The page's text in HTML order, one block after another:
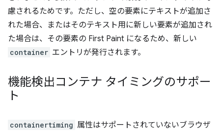
慮されるためです。ただし、空の要素にテキストが追加さ
れた場合、またはそのテキスト用に新しい要素が追加され
た場合は、その要素の First Paint になるため、新しい
container エントリが発行されます。
機能検出コンテナ タイミングのサポー
ト
containertiming 属性はサポートされていないブラウザ